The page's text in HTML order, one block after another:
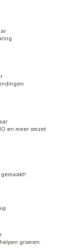
en meer omzet
groeien.